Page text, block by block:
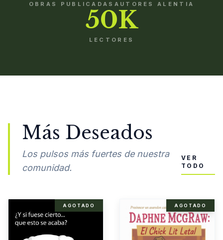
OBRAS PUBLICADAS AUTORES ALENTIA
50K
LECTORES
Más Deseados
Los pulsos más fuertes de nuestra
comunidad.
VER
TODO
AGOTADO AGOTADO